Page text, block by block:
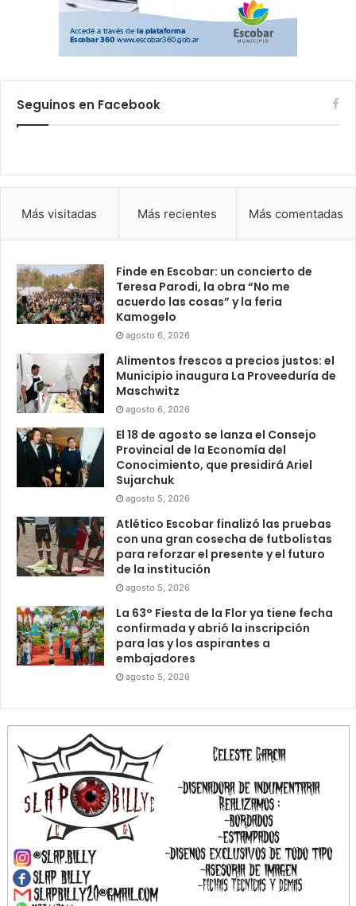
Seguinos en Facebook
Más visitadas Más recientes Más comentadas
Finde en Escobar: un concierto de
Teresa Parodi, la obra “No me
acuerdo las cosas” y la feria
Kamogelo
agosto 6, 2026
Alimentos frescos a precios justos: el
Municipio inaugura La Proveeduría de
Maschwitz
agosto 6, 2026
El 18 de agosto se lanza el Consejo
Provincial de la Economía del
Conocimiento, que presidirá Ariel
Sujarchuk
agosto 5, 2026
Atlético Escobar finalizó las pruebas
con una gran cosecha de futbolistas
para reforzar el presente y el futuro
de la institución
agosto 5, 2026
La 63° Fiesta de la Flor ya tiene fecha
confirmada y abrió la inscripción
para las y los aspirantes a
embajadores
agosto 5, 2026